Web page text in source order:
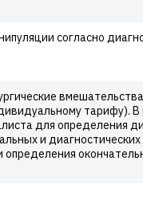
согласно
тарифу).
для определения
и
определения